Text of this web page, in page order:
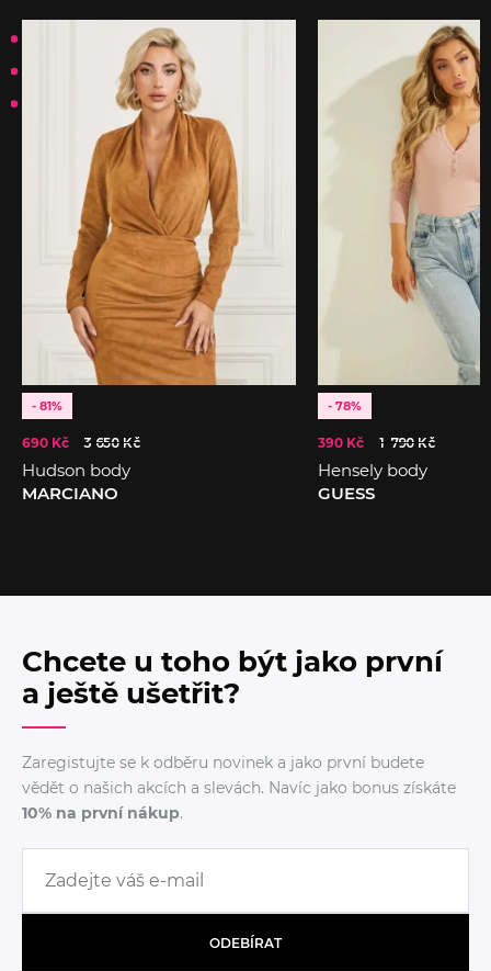
- 81%
690 Kč 3 650 Kč
Hudson body
MARCIANO
- 78%
390 Kč 1 790 Kč
Hensely body
GUESS
Chcete u toho být jako první
a ještě ušetřit?
Zaregistujte se k odběru novinek a jako první budete
vědět o našich akcích a slevách. Navíc jako bonus získáte
10% na první nákup.
ODEBÍRAT